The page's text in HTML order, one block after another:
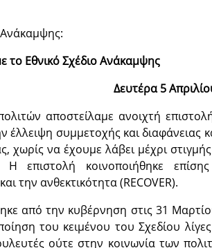
Ανάκαμψης:
το Εθνικό Σχέδιο Ανάκαμψης
Δευτέρα 5
αποστείλαμε ανοιχτή
συμμετοχής και διαφάνειας
χωρίς να έχουμε λάβει μέχρι
επιστολή κοινοποιήθηκε
την ανθεκτικότητα (RECOVER).
από την κυβέρνηση στις 31
του κειμένου του Σχεδίου
ούτε στην κοινωνία των